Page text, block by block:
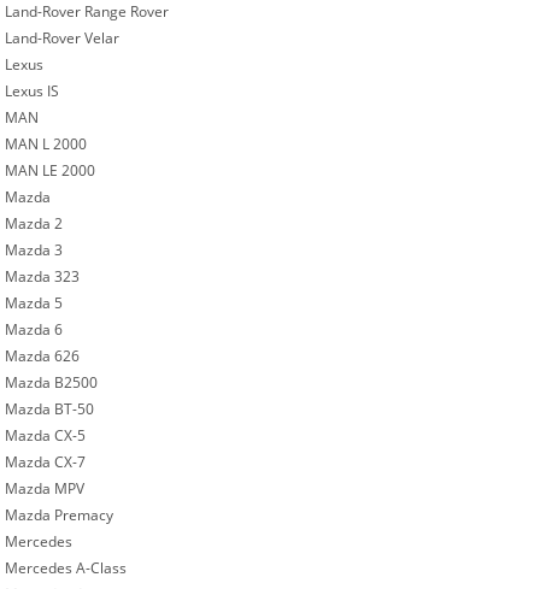
Land-Rover Range Rover
Land-Rover Velar
Lexus
Lexus IS
MAN
MAN L 2000
MAN LE 2000
Mazda
Mazda 2
Mazda 3
Mazda 323
Mazda 5
Mazda 6
Mazda 626
Mazda B2500
Mazda BT-50
Mazda CX-5
Mazda CX-7
Mazda MPV
Mazda Premacy
Mercedes
Mercedes A-Class